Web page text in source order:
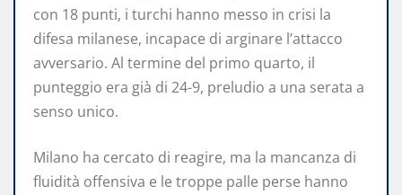
con 18 punti, i turchi hanno messo in crisi la
difesa milanese, incapace di arginare l’attacco
avversario. Al termine del primo quarto, il
punteggio era già di 24-9, preludio a una serata a
senso unico.
Milano ha cercato di reagire, ma la mancanza di
fluidità offensiva e le troppe palle perse hanno